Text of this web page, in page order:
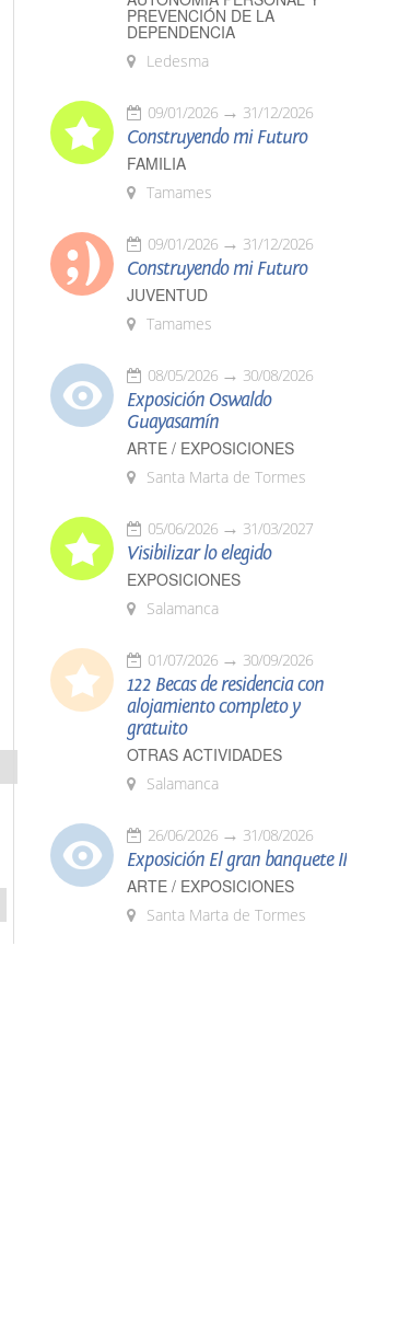
PREVENCIÓN DE LA
DEPENDENCIA
Ledesma
09/01/2026 31/12/2026
Construyendo mi Futuro
FAMILIA
Tamames
09/01/2026 31/12/2026
Construyendo mi Futuro
JUVENTUD
Tamames
08/05/2026 30/08/2026
Exposición Oswaldo
Guayasamín
ARTE / EXPOSICIONES
Santa Marta de Tormes
05/06/2026 31/03/2027
Visibilizar lo elegido
EXPOSICIONES
Salamanca
01/07/2026 30/09/2026
122 Becas de residencia con
alojamiento completo y
gratuito
OTRAS ACTIVIDADES
Salamanca
26/06/2026 31/08/2026
Exposición El gran banquete II
ARTE / EXPOSICIONES
Santa Marta de Tormes